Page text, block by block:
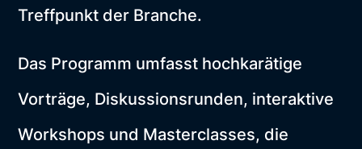
Treffpunkt der Branche.
Das Programm umfasst hochkarätige
Vorträge, Diskussionsrunden, interaktive
Workshops und Masterclasses, die